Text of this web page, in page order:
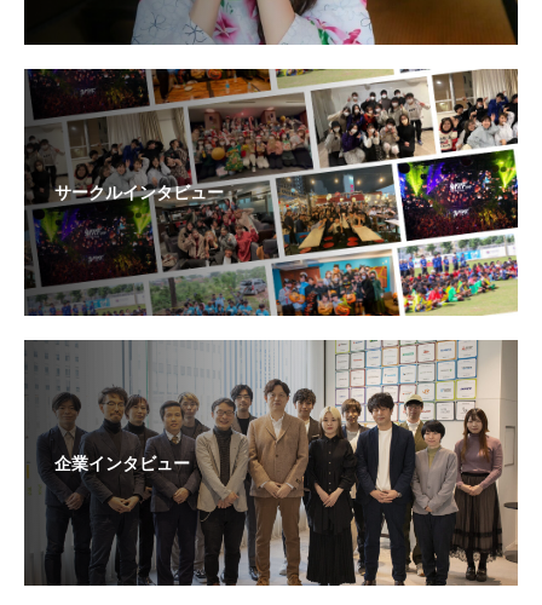
サークルインタビュー
企業インタビュー